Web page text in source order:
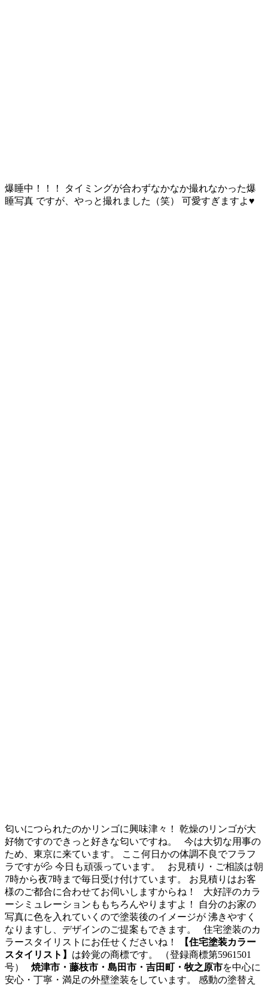
爆睡中！！！ タイミングが合わずなかなか撮れなかった爆
睡写真 ですが、やっと撮れました（笑） 可愛すぎますよ♥
匂いにつられたのかリンゴに興味津々！ 乾燥のリンゴが大
好物ですのできっと好きな匂いですね。 今は大切な用事の
ため、東京に来ています。 ここ何日かの体調不良でフラフ
ラですが💦 今日も頑張っています。 お見積り・ご相談は朝
7時から夜7時まで毎日受け付けています。 お見積りはお客
様のご都合に合わせてお伺いしますからね！ 大好評のカラ
ーシミュレーションももちろんやりますよ！ 自分のお家の
写真に色を入れていくので塗装後のイメージが 沸きやすく
なりますし、デザインのご提案もできます。 住宅塗装のカ
ラースタイリストにお任せくださいね！
【住宅塗装カラー
スタイリスト】 は鈴覚の商標です。 （登録商標第5961501
号） 焼津市・藤枝市・島田市・吉田町・牧之原市を中心に
安心・丁寧・満足の外壁塗装をしています。 感動の塗替え